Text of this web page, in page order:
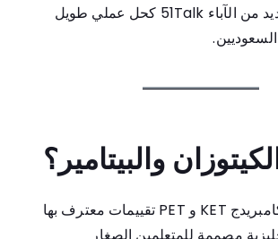
لماذا يختار العديد من الآباء 51Talk كحل عملي طويل
والبيتامير؟
تُعد امتحانات كامبريدج KET و PET تقييمات معترف بها